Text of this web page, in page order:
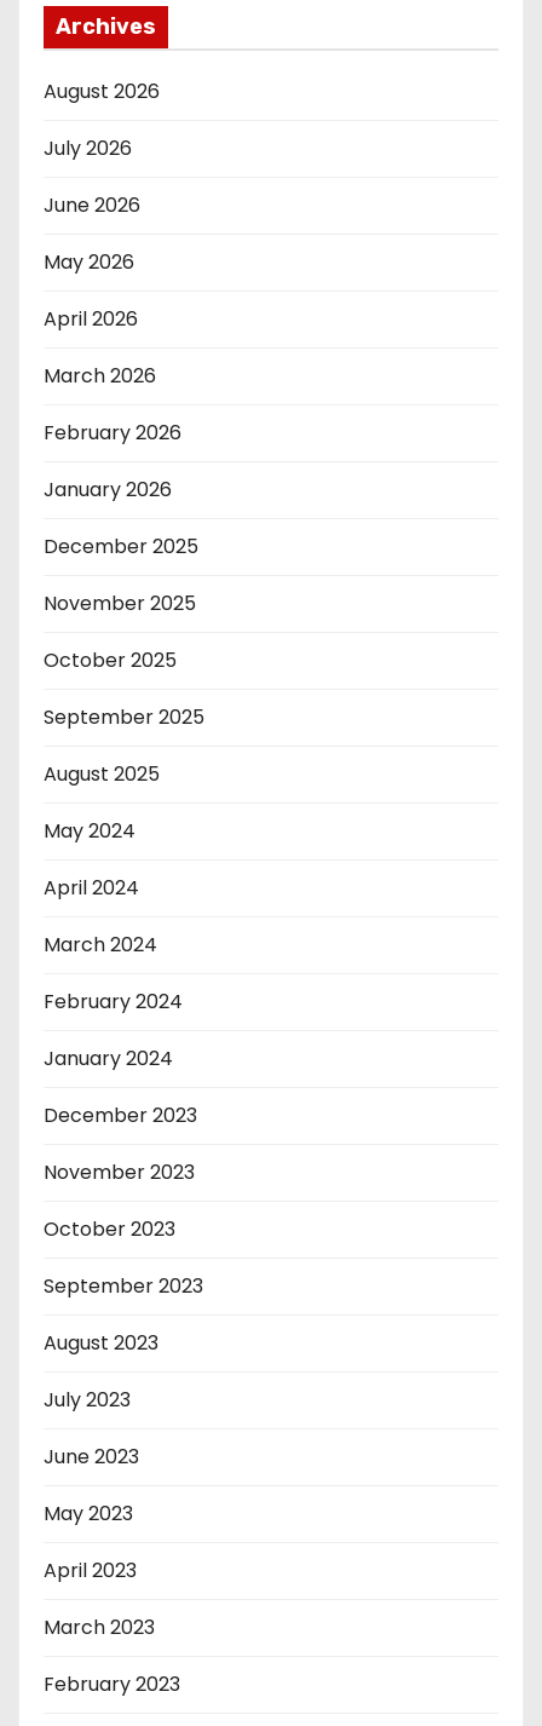
Archives
August 2026
July 2026
June 2026
May 2026
April 2026
March 2026
February 2026
January 2026
December 2025
November 2025
October 2025
September 2025
August 2025
May 2024
April 2024
March 2024
February 2024
January 2024
December 2023
November 2023
October 2023
September 2023
August 2023
July 2023
June 2023
May 2023
April 2023
March 2023
February 2023